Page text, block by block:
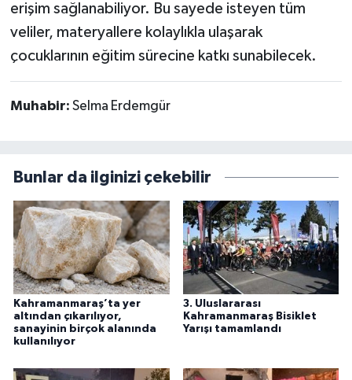
erişim sağlanabiliyor. Bu sayede isteyen tüm
veliler, materyallere kolaylıkla ulaşarak
çocuklarının eğitim sürecine katkı sunabilecek.
Muhabir: Selma Erdemgür
Bunlar da ilginizi çekebilir
Kahramanmaraş’ta yer
altından çıkarılıyor,
sanayinin birçok alanında
kullanılıyor
3. Uluslararası
Kahramanmaraş Bisiklet
Yarışı tamamlandı